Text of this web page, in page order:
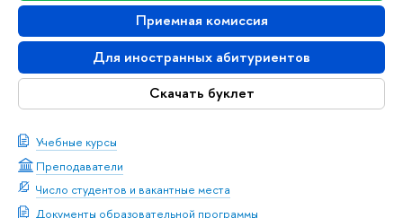
Приемная комиссия
Для иностранных абитуриентов
Скачать буклет
Учебные курсы
Преподаватели
Число студентов и вакантные места
Документы образовательной программы